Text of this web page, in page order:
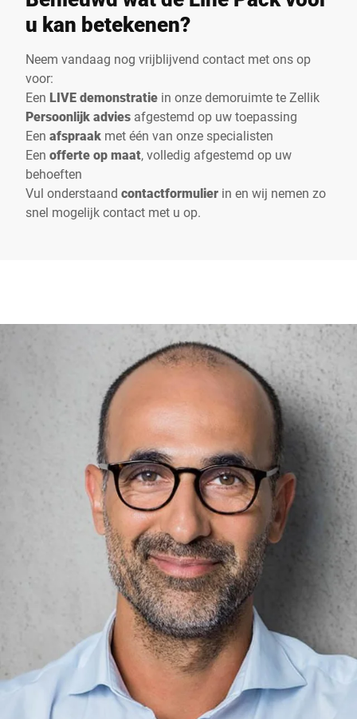
u kan betekenen?
Neem vandaag nog vrijblijvend contact met ons op
voor:
Een LIVE demonstratie in onze demoruimte te Zellik
Persoonlijk advies afgestemd op uw toepassing
Een afspraak met één van onze specialisten
Een offerte op maat, volledig afgestemd op uw
behoeften
Vul onderstaand contactformulier in en wij nemen zo
snel mogelijk contact met u op.